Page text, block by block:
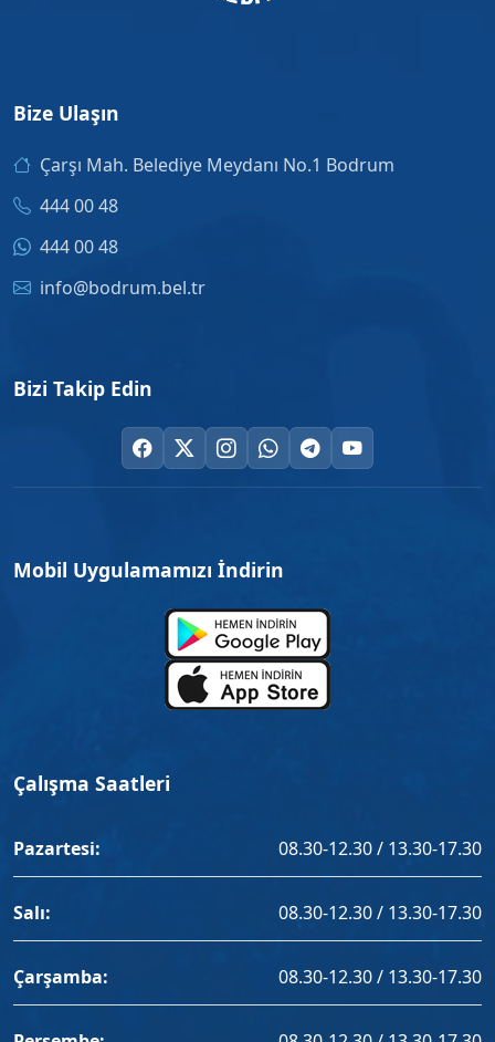
Bize Ulaşın
Çarşı Mah. Belediye Meydanı No.1 Bodrum
444 00 48
444 00 48
info@bodrum.bel.tr
Bizi Takip Edin
Mobil Uygulamamızı İndirin
Çalışma Saatleri
Pazartesi: 08.30-12.30 / 13.30-17.30
Salı: 08.30-12.30 / 13.30-17.30
Çarşamba: 08.30-12.30 / 13.30-17.30